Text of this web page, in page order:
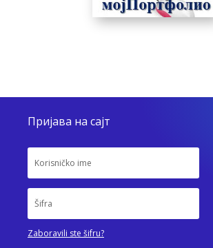
Пријава на сајт
Zaboravili ste šifru?